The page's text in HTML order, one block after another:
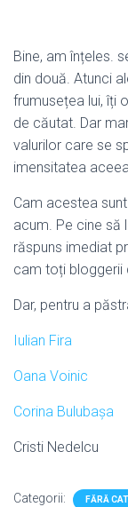
Bine, am înțeles.
din două. Atunci
frumusețea lui, îți
de căutat. Dar
valurilor care se
imensitatea
Cam acestea
acum. Pe cine să
răspuns imediat
cam toți bloggerii
Dar, pentru a
Iulian Fira
Oana Voinic
Corina Bulubașa
Cristi Nedelcu
Categorii: FĂRĂ